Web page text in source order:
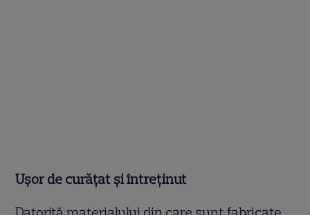
Ușor de curățat și întreținut